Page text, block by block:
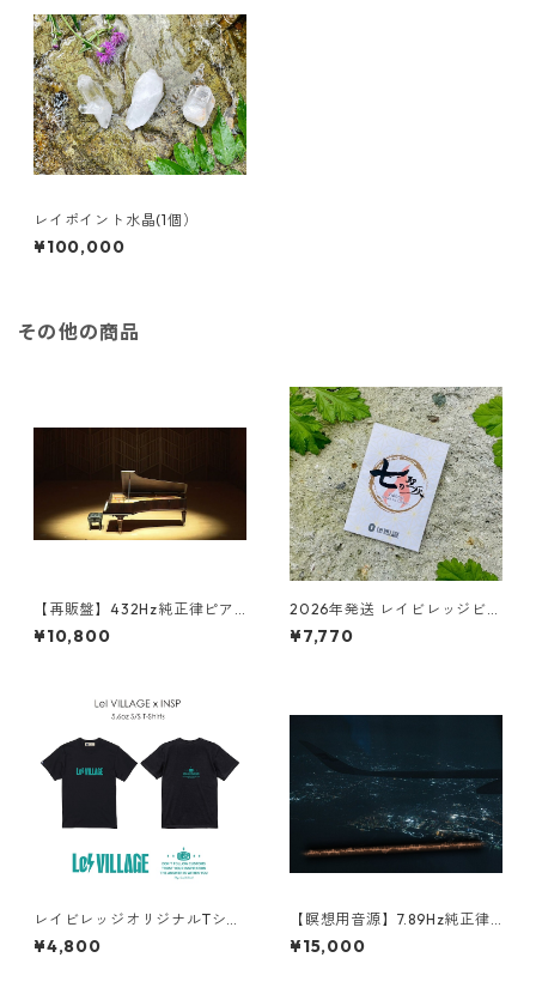
レイポイント水晶(1個）
¥100,000
その他の商品
【再販盤】432Hz純正律ピア
ノ音源（メディテーション
用）
¥10,800
2026年発送 レイビレッジビブ
ーティ「七の聖灰 -NANA no
SEIKAI-」
¥7,770
レイビレッジオリジナルTシャ
ツ（黒）
¥4,800
【瞑想用音源】7.89Hz純正律
カノン
¥15,000